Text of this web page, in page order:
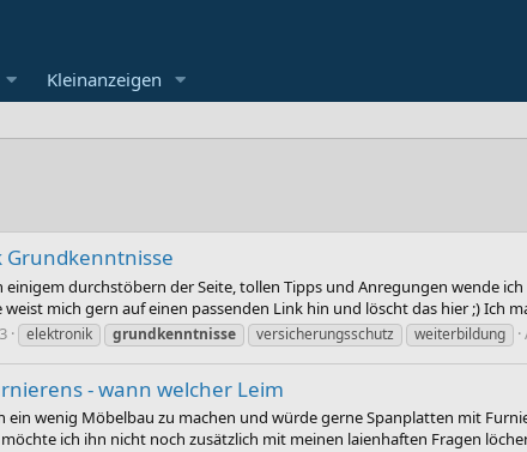
Kleinanzeigen
durchstöbern der Seite, tollen Tipps und Anregungen wende
mich gern auf einen passenden Link hin und löscht das hier ;) Ich
elektronik grundkenntnisse versicherungsschutz weiterbildung
- wann welcher Leim
ein wenig Möbelbau zu machen und würde gerne Spanplatten mit
ich ihn nicht noch zusätzlich mit meinen laienhaften Fragen